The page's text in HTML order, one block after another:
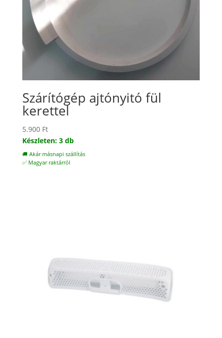
Szárítógép ajtónyitó fül
kerettel
5.900 Ft
Készleten: 3 db
🚚 Akár másnapi szállítás
✅ Magyar raktárról